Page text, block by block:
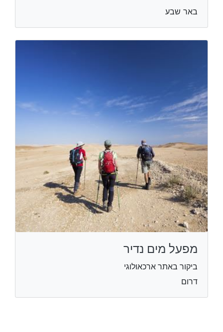
באר שבע
מפעל מים נדיר
ביקור באתר ארכאולוגי
דרום